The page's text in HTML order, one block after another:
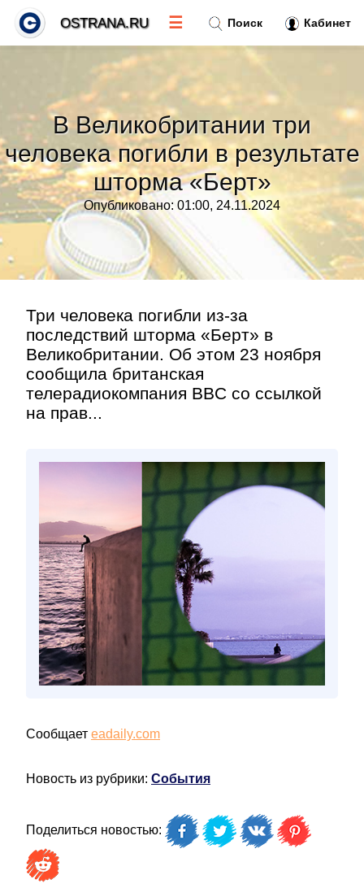
В Великобритании три
человека погибли в результате
шторма «Берт»
Опубликовано: 01:00, 24.11.2024
Три человека погибли из-за
последствий шторма «Берт» в
Великобритании. Об этом 23 ноября
сообщила британская
телерадиокомпания BBC со ссылкой
на прав...
Сообщает eadaily.com
Новость из рубрики: События
Поделиться новостью:
Поиск Кабинет
OSTRANA.RU ☰
Тренды новостей »
Рубрики»
Правила
Контакт»